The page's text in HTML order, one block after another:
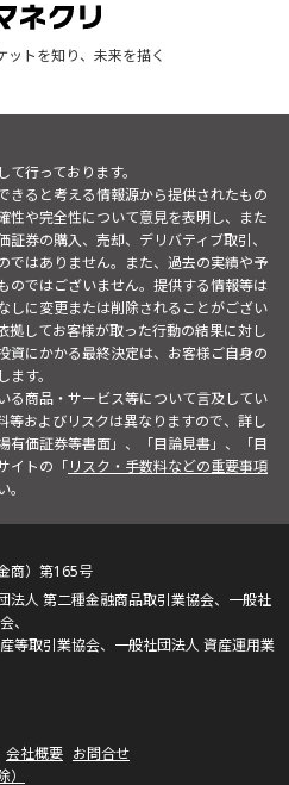
ットを知り、未来を描く
行っております。
きると考える情報源から提供されたもの
性や完全性について意見を表明し、また
券の購入、売却、デリバティブ取引、
ではありません。また、過去の実績や予
のではございません。提供する情報等は
しに変更または削除されることがござい
拠してお客様が取った行動の結果に対し
資にかかる最終決定は、お客様ご自身の
す。
る商品・サービス等について言及してい
等およびリスクは異なりますので、詳し
有価証券等書面」、「目論見書」、「目
イトの「リスク・手数料などの重要事項
商）第165号
法人 第二種金融商品取引業協会、一般社
、
等取引業協会、一般社団法人 資産運用業
会社概要 お問合せ